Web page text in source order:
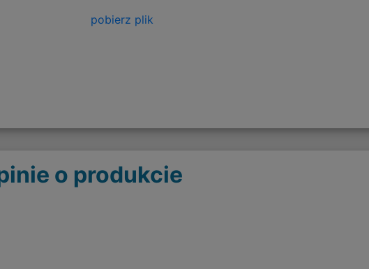
pobierz plik
o produkcie